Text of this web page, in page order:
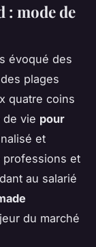
mode de
évoqué des
plages
quatre coins
de vie pour
et
professions et
au salarié
du marché